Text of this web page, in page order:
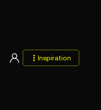
Warenkorb Inspiration